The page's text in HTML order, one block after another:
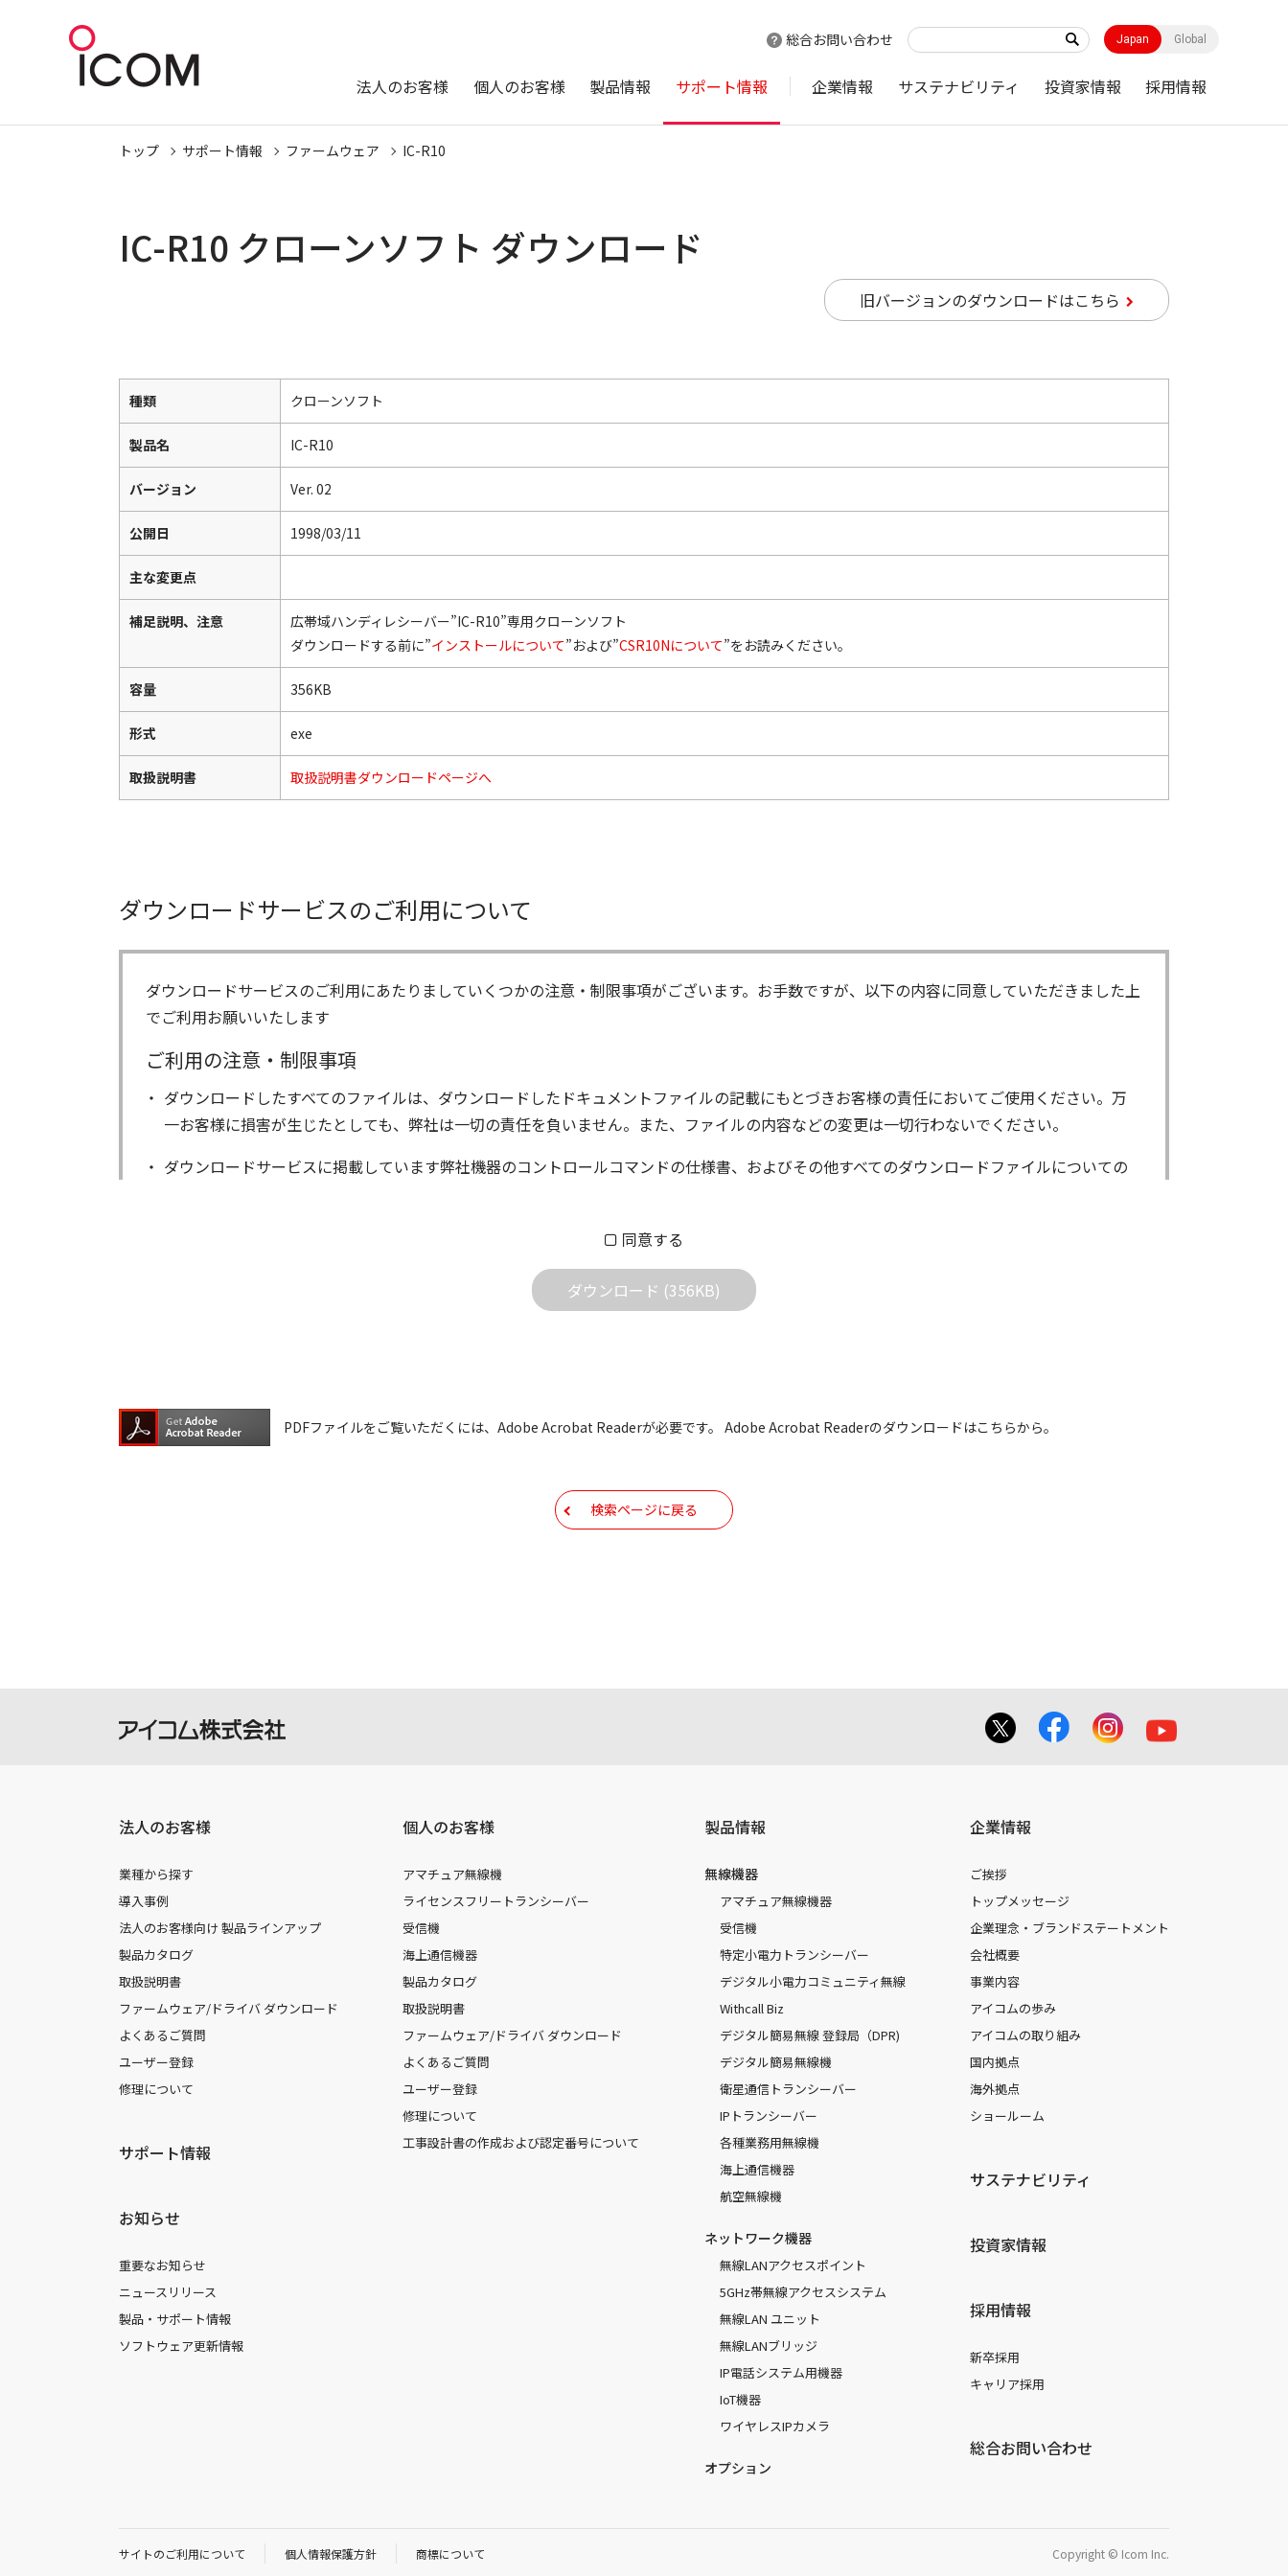
総合お問い合わせ Japan Global
法人のお客様 個人のお客様 製品情報 サポート情報 企業情報 サステナビリティ 投資家情報 採用情報
トップ サポート情報 ファームウェア IC-R10
IC-R10 クローンソフト ダウンロード
旧バージョンのダウンロードはこちら
種類 クローンソフト
製品名 IC-R10
バージョン Ver. 02
公開日 1998/03/11
主な変更点
補足説明、注意
広帯域ハンディレシーバー”IC-R10”専用クローンソフト
ダウンロードする前に”インストールについて”および”CSR10Nについて”をお読みください。
容量 356KB
形式 exe
取扱説明書 取扱説明書ダウンロードページへ
ダウンロードサービスのご利用について
ダウンロードサービスのご利用にあたりましていくつかの注意・制限事項がございます。お手数ですが、以下の内容に同意していただきました上
でご利用お願いいたします
ご利用の注意・制限事項
ダウンロードしたすべてのファイルは、ダウンロードしたドキュメントファイルの記載にもとづきお客様の責任においてご使用ください。万
一お客様に損害が生じたとしても、弊社は一切の責任を負いません。また、ファイルの内容などの変更は一切行わないでください。
ダウンロードサービスに掲載しています弊社機器のコントロールコマンドの仕様書、およびその他すべてのダウンロードファイルについての
ファイルの内容は、製品の仕様変更などで予告なく改良及び変更される場合があります。
ウェアデータの書換は、保証期間中でも有償修理となります。あらかじめご了承ください
本サービスは、予告なく中止または内容を変更する場合がございます。あらかじめご了承ください。
同意する
ダウンロード (356KB)
PDFファイルをご覧いただくには、Adobe Acrobat Readerが必要です。 Adobe Acrobat Readerのダウンロードはこちらから。
検索ページに戻る
法人のお客様
業種から探す
導入事例
法人のお客様向け 製品ラインアップ
製品カタログ
取扱説明書
ファームウェア/ドライバ ダウンロード
よくあるご質問
ユーザー登録
修理について
サポート情報
お知らせ
重要なお知らせ
ニュースリリース
製品・サポート情報
ソフトウェア更新情報
個人のお客様
アマチュア無線機
ライセンスフリートランシーバー
受信機
海上通信機器
製品カタログ
取扱説明書
ファームウェア/ドライバ ダウンロード
よくあるご質問
ユーザー登録
修理について
工事設計書の作成および認定番号について
製品情報
無線機器
アマチュア無線機器
受信機
特定小電力トランシーバー
デジタル小電力コミュニティ無線
Withcall Biz
デジタル簡易無線 登録局（DPR)
デジタル簡易無線機
衛星通信トランシーバー
IPトランシーバー
各種業務用無線機
海上通信機器
航空無線機
ネットワーク機器
無線LANアクセスポイント
5GHz帯無線アクセスシステム
無線LAN ユニット
無線LANブリッジ
IP電話システム用機器
IoT機器
ワイヤレスIPカメラ
オプション
企業情報
ご挨拶
トップメッセージ
企業理念・ブランドステートメント
会社概要
事業内容
アイコムの歩み
アイコムの取り組み
国内拠点
海外拠点
ショールーム
サステナビリティ
投資家情報
採用情報
新卒採用
キャリア採用
総合お問い合わせ
サイトのご利用について 個人情報保護方針 商標について Copyright © Icom Inc.